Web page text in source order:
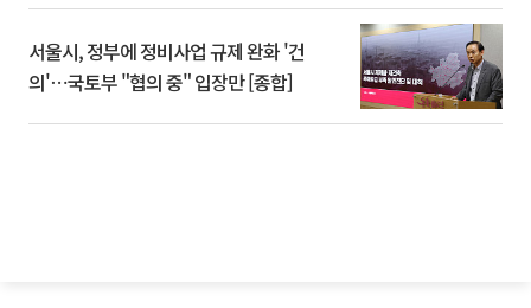
서울시, 정부에 정비사업 규제 완화 '건
의'⋯국토부 "협의 중" 입장만 [종합]